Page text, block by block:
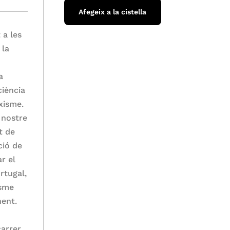
a les
la
de
de
el
Afegeix a la cistella